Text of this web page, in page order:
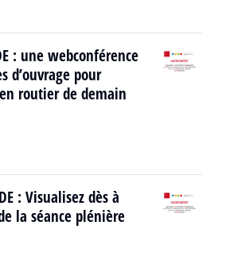
: une webconférence
d’ouvrage pour
routier de demain
: Visualisez dès à
la séance plénière